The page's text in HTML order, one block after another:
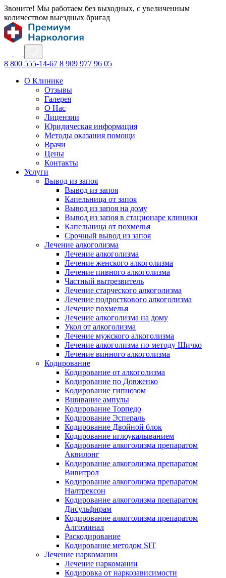
Звоните! Мы работаем без выходных, с увеличенным
количеством выездных бригад
8 800 555-14-67 8 909 977 96 05
О Клинике
Отзывы
Галерея
О Нас
Лицензии
Юридическая информация
Методы оказания помощи
Врачи
Цены
Контакты
Услуги
Вывод из запоя
Вывод из запоя
Капельница от запоя
Вывод из запоя на дому
Вывод из запоя в стационаре клиники
Капельница от похмелья
Срочный вывод из запоя
Лечение алкоголизма
Лечение алкоголизма
Лечение женского алкоголизма
Лечение пивного алкоголизма
Частный вытрезвитель
Лечение старческого алкоголизма
Лечение подросткового алкоголизма
Лечение похмелья
Лечение алкоголизма на дому
Укол от алкоголизма
Лечение мужского алкоголизма
Лечение алкоголизма по методу Шичко
Лечение винного алкоголизма
Кодирование
Кодирование от алкоголизма
Кодирование по Довженко
Кодирование гипнозом
Вшивание ампулы
Кодирование Торпедо
Кодирование Эспераль
Кодирование Двойной блок
Кодирование иглоукалыванием
Кодирование алкоголизма препаратом
Аквилонг
Кодирование алкоголизма препаратом
Вивитрол
Кодирование алкоголизма препаратом
Налтрексон
Кодирование алкоголизма препаратом
Дисульфирам
Кодирование алкоголизма препаратом
Алгоминал
Раскодирование
Кодирование методом SIT
Лечение наркомании
Лечение наркомании
Кодировка от наркозависимости